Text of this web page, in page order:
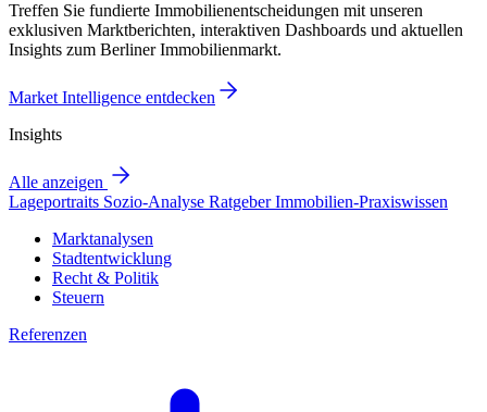
Treffen Sie fundierte Immobilienentscheidungen mit unseren
exklusiven Marktberichten, interaktiven Dashboards und aktuellen
Insights zum Berliner Immobilienmarkt.
Market Intelligence entdecken
Insights
Alle anzeigen
Lageportraits Sozio-Analyse RatgeberImmobilien-Praxiswissen
Marktanalysen
Stadtentwicklung
Recht & Politik
Steuern
Referenzen